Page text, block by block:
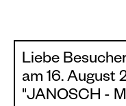
Vorschau
Archiv
Liebe
am 16. August
"JANOSCH -